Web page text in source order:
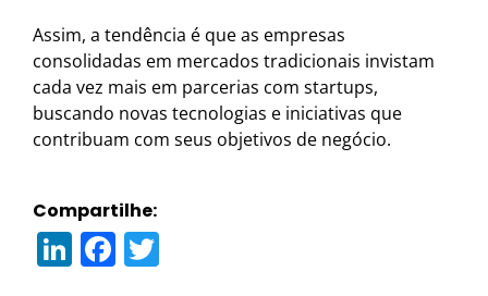
Assim, a tendência é que as empresas
consolidadas em mercados tradicionais invistam
cada vez mais em parcerias com startups,
buscando novas tecnologias e iniciativas que
contribuam com seus objetivos de negócio.
LinkedIn
Facebook
Compartilhe: